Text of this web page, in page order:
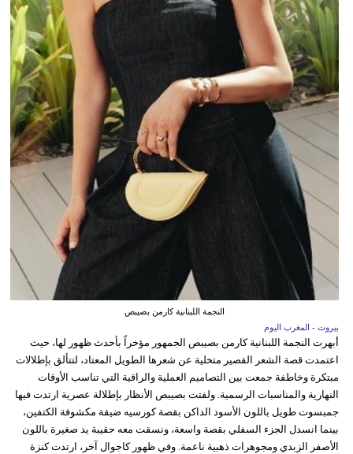
النجمة اللبنانية كارمن بصيبص
بيروت - المغرب اليوم
أبهرت النجمة اللبنانية كارمن بصيبص الجمهور مؤخراً بأحدث ظهور لها، حيث
اعتمدت قصة الشعر القصير متخلية عن شعرها الطويل المعتاد، لتتألق بإطلالات
مبتكرة وخاطفة جمعت بين التصاميم العملية والراقية التي تناسب الأوقات
النهارية والمناسبات الرسمية. ولفتت بصيبص الأنظار بإطلالة عصرية ارتدت فيها
جمبسوت طويل باللون الأسود الداكن بقصة كورسيه ضيقة مكشوفة الكتفين،
بينما انسدل الجزء السفلي بقصة واسعة، ونسقت معه حقيبة يد صغيرة باللون
الأصفر الزبدي ومجوهرات ذهبية ناعمة. وفي ظهور كاجوال آخر، ارتدت كنزة